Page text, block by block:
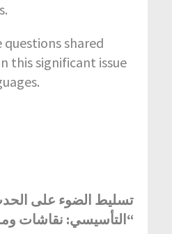
shared
this significant issue
تسليط الضوء على
التأسيسي: نقاشات “